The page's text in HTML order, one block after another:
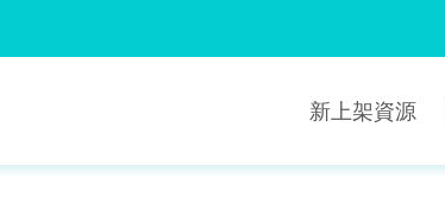
新上架資源